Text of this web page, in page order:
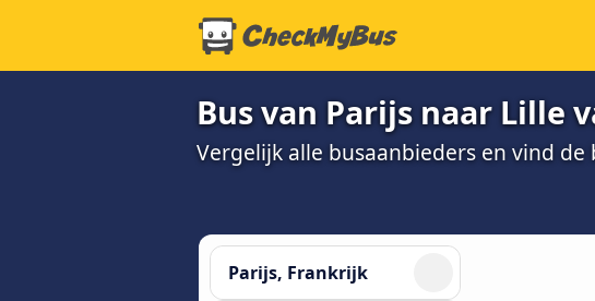
Bus van Parijs naar Lille
Vergelijk alle busaanbieders en vind de